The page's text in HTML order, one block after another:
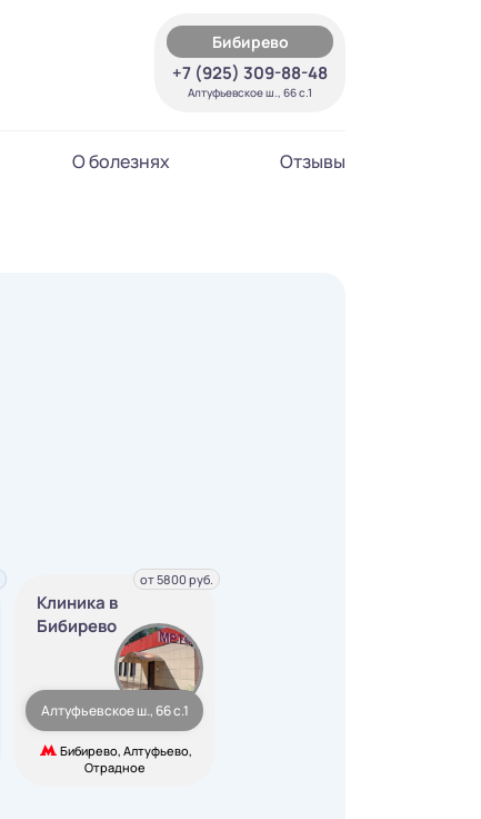
Бибирево
+7 (925) 309-88-48
Алтуфьевское ш., 66 с.1
О болезнях Отзывы
Клиника в
Бибирево
Алтуфьевское ш., 66 с.1
Бибирево, Алтуфьево,
Отрадное
от 5800 руб.